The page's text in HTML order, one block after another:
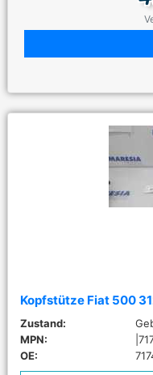
Kopfstütze Fiat 500
Zustand:
MPN:
OE: